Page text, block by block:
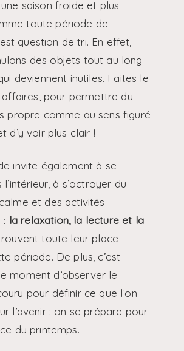
saison froide et plus
toute période de
question de tri. En effet,
des objets tout au long
deviennent inutiles. Faites le
pour permettre du
propre comme au sens figuré
d’y voir plus clair !
invite également à se
à s’octroyer du
et des activités
la relaxation, la lecture et la
toute leur place
période. De plus, c’est
moment d’observer le
pour définir ce que l’on
l’avenir : on se prépare pour
du printemps.